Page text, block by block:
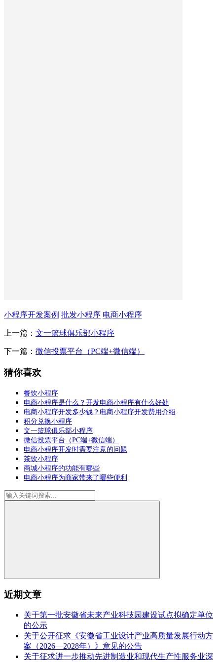
小程序开发案例 批发小程序 电商小程序
上一篇： 文一篮球俱乐部小程序
下一篇： 微信投票平台（PC端+微信端）
猜你喜欢
餐饮小程序
电商小程序是什么？开发电商小程序有什么好处
电商小程序开发多少钱？电商小程序开发费用介绍
积分兑换小程序
文一篮球俱乐部小程序
微信投票平台（PC端+微信端）
电商小程序开发时需要注意的问题
茶饮小程序
商城小程序的功能有哪些
电商小程序为商家带来了哪些便利
近期文章
关于第一批安徽省未来产业科技园建设试点拟确定单位
的公示
关于公开征求《安徽省工业设计产业高质量发展行动方
案（2026—2028年）》意见的公告
关于征求进一步推动先进制造业和现代生产性服务业深